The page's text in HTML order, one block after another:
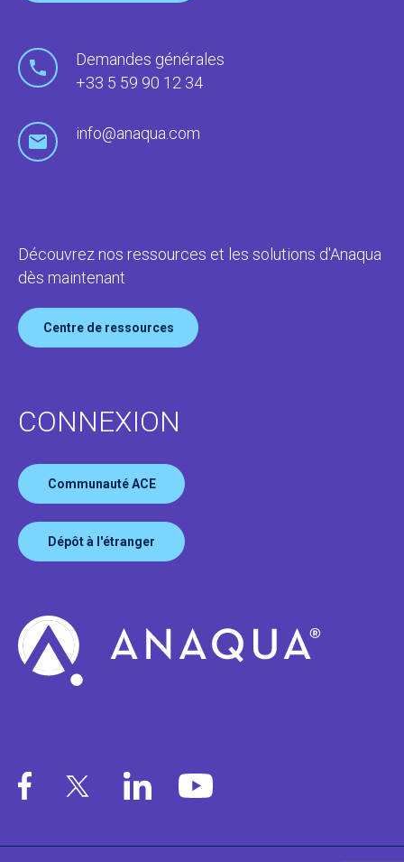
Demandes générales
+33 5 59 90 12 34
info@anaqua.com
Découvrez nos ressources et les solutions d'Anaqua
dès maintenant
Centre de ressources
CONNEXION
Communauté ACE
Dépôt à l'étranger